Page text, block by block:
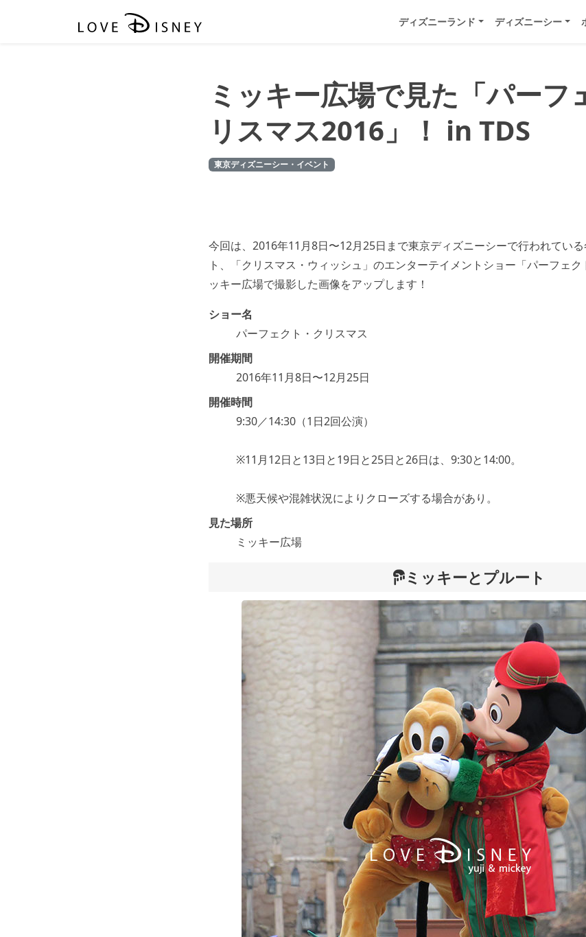
ディズニーランド ディズニーシー
ミッキー広場で見た「パーフ
リスマス2016」！ in TDS
東京ディズニーシー・イベント
今回は、2016年11月8日〜12月25日まで東京ディズニーシーで行われてい
ト、「クリスマス・ウィッシュ」のエンターテイメントショー「パーフェク
ッキー広場で撮影した画像をアップします！
ショー名
パーフェクト・クリスマス
開催期間
2016年11月8日〜12月25日
開催時間
9:30／14:30（1日2回公演）
※11月12日と13日と19日と25日と26日は、9:30と14:00。
※悪天候や混雑状況によりクローズする場合があり。
見た場所
ミッキー広場
ミッキーとプルート